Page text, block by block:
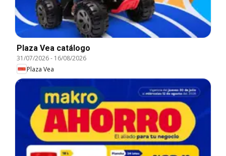
Plaza Vea catálogo
31/07/2026- 16/08/2026
Plaza Vea